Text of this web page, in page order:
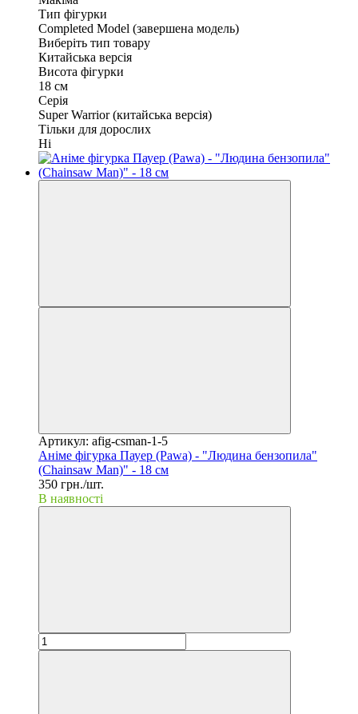
Тип фігурки
Completed Model (завершена модель)
Виберіть тип товару
Китайська версія
Висота фігурки
18 см
Серія
Super Warrior (китайська версія)
Тільки для дорослих
Ні
Артикул: afig-csman-1-5
Аніме фігурка Пауер (Pawa) - "Людина бензопила"
(Chainsaw Man)" - 18 см
350 грн./шт.
В наявності